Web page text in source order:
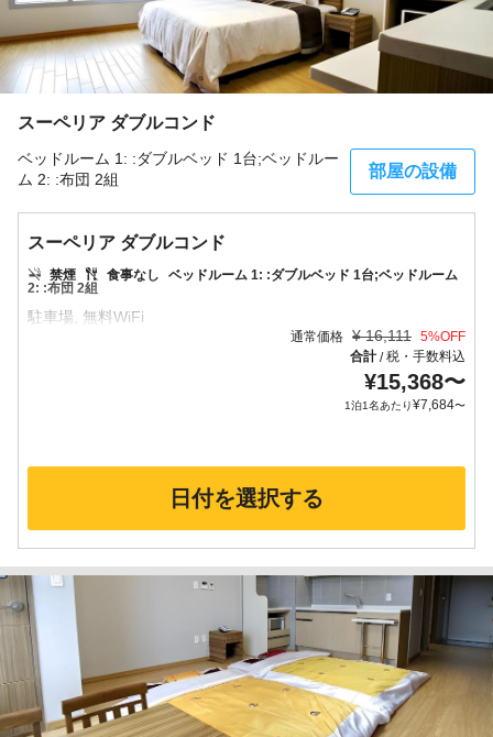
スーペリア ダブルコンド
ベッドルーム 1: :ダブルベッド 1台;ベッドルー
ム 2: :布団 2組
部屋の設備
スーペリア ダブルコンド
禁煙 食事なし
ベッドルーム 1: :ダブルベッド 1台;ベッドルーム
2: :布団 2組
通常価格 ¥ 16,111 5%OFF
合計/税・手数料込
¥15,368〜
1泊1名あたり¥7,684〜
日付を選択する